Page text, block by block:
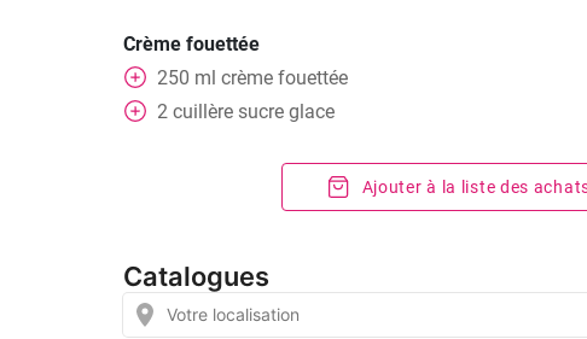
Crème fouettée
250 ml crème fouettée
2 cuillère sucre glace
Ajouter à la liste des